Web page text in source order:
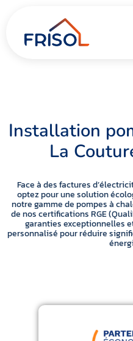
Installation
La
Face à des factures
optez pour une solution
notre gamme de pompes à
de nos certifications RGE
garanties exceptionnelles
personnalisé pour réduire